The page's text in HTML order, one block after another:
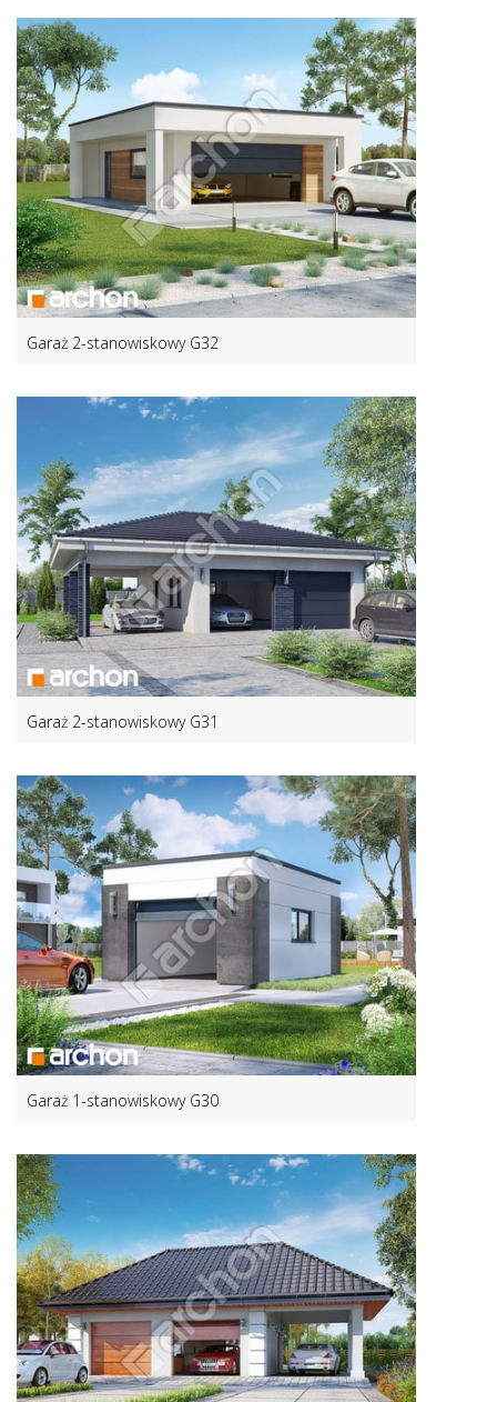
Garaż 2-stanowiskowy G32
Garaż 2-stanowiskowy G31
Garaż 1-stanowiskowy G30